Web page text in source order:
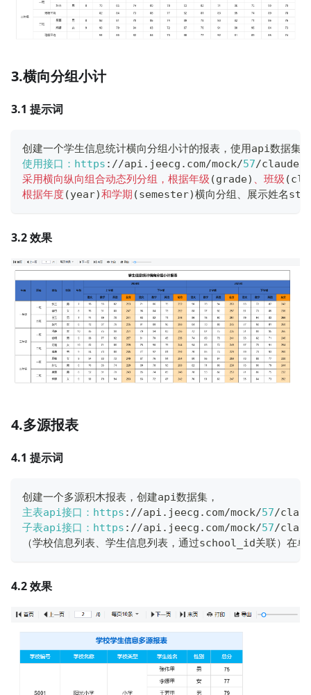
3.横向分组小计
3.1 提示词
创建一个学生信息统计横向分组小计的报表，使用api数据集，
使用接口：https : //api . jeecg . com/mock/57/claude
采用横向纵向组合动态列分组，根据年级 (grade) 、班级 (
根据年度(year)和学期 (semester)横向分组、展示姓名
3.2 效果
4.多源报表
4.1 提示词
创建一个多源积木报表，创建api数据集，
主表api接口：https : //api . jeecg . com/mock/57/
子表api接口：https : //api . jeecg . com/mock/57/
（学校信息列表、学生信息列表，通过school_id关联）
4.2 效果